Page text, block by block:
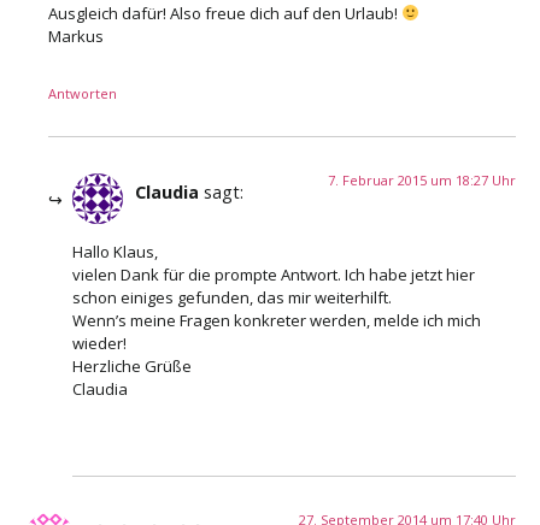
Ausgleich dafür! Also freue dich auf den Urlaub!
Markus
Antworten
Claudia sagt:
7. Februar 2015 um 18:27 Uhr
Hallo Klaus,
vielen Dank für die prompte Antwort. Ich habe jetzt hier
schon einiges gefunden, das mir weiterhilft.
Wenn’s meine Fragen konkreter werden, melde ich mich
wieder!
Herzliche Grüße
Claudia
27. September 2014 um 17:40 Uhr